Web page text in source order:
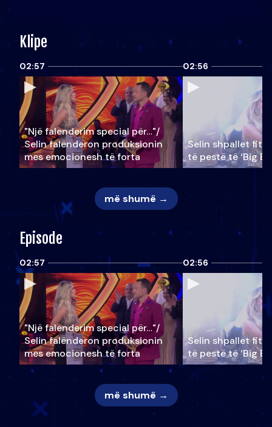
Klipe
02:57
"Një falenderim special për…"/
Selin falënderon produksionin
mes emocionesh të forta
02:56
Selin shpallet
të pestë të ‘Big
më shumë →
Episode
02:57
"Një falenderim special për…"/
Selin falënderon produksionin
mes emocionesh të forta
02:56
Selin shpallet
të pestë të ‘Big
më shumë →